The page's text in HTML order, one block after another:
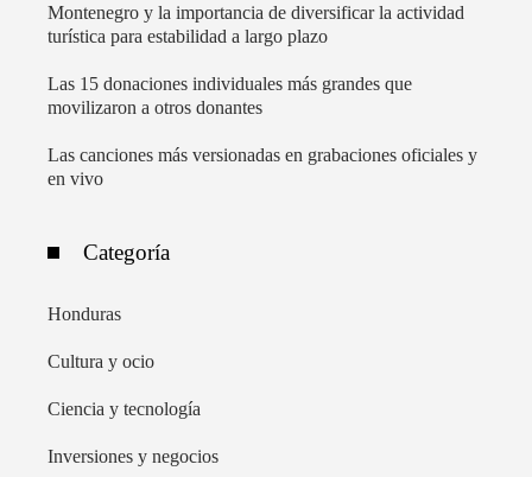
Montenegro y la importancia de diversificar la actividad
turística para estabilidad a largo plazo
Las 15 donaciones individuales más grandes que
movilizaron a otros donantes
Las canciones más versionadas en grabaciones oficiales y
en vivo
Categoría
Honduras
Cultura y ocio
Ciencia y tecnología
Inversiones y negocios